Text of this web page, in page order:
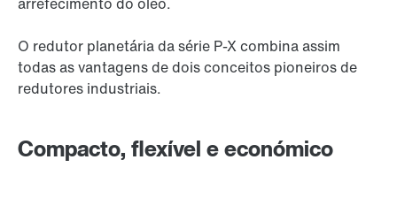
O redutor planetária da série P-X combina assim
todas as vantagens de dois conceitos pioneiros de
redutores industriais.
Compacto, flexível e económico